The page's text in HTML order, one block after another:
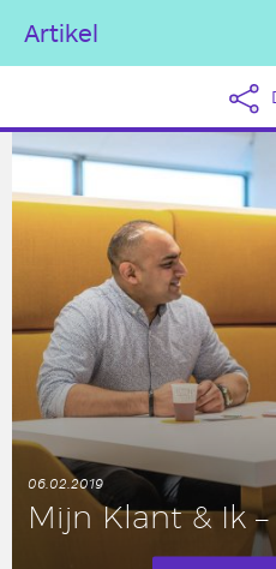
Artikel
Mijn Klant & Ik
06.02.2019